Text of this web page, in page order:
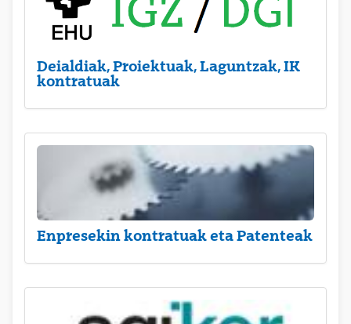
Deialdiak, Proiektuak, Laguntzak, IK
kontratuak
Enpresekin kontratuak eta Patenteak